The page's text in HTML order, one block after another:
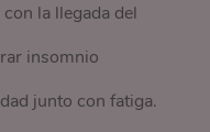
la llegada del
insomnio
junto con fatiga.